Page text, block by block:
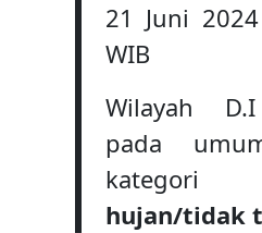
21 Juni
WIB
Wilayah
pada
hujan/tidak